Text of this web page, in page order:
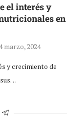
el interés y
en
marzo, 2024
y crecimiento de